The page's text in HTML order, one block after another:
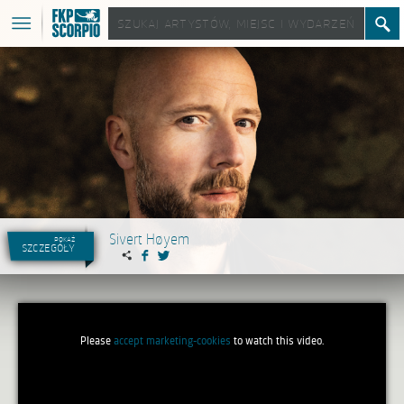
pokaż
szczegóły Sivert Høyem
Please accept marketing-cookies to watch this video.